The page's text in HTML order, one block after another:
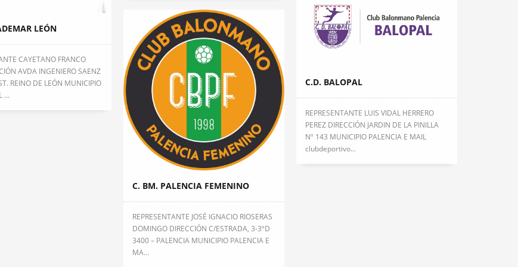
LEÓN
CAYETANO FRANCO
AVDA INGENIERO SAENZ
REINO DE LEÓN MUNICIPIO
...
C.D. BALOPAL
REPRESENTANTE LUIS VIDAL HERRERO
PEREZ DIRECCIÓN JARDIN DE LA PINILLA
Nº 143 MUNICIPIO PALENCIA E MAIL
clubdeportivo...
C. BM. PALENCIA FEMENINO
REPRESENTANTE JOSÉ IGNACIO RIOSERAS
DOMINGO DIRECCIÓN C/ESTRADA, 3-3ºD
3400 – PALENCIA MUNICIPIO PALENCIA E
MA...